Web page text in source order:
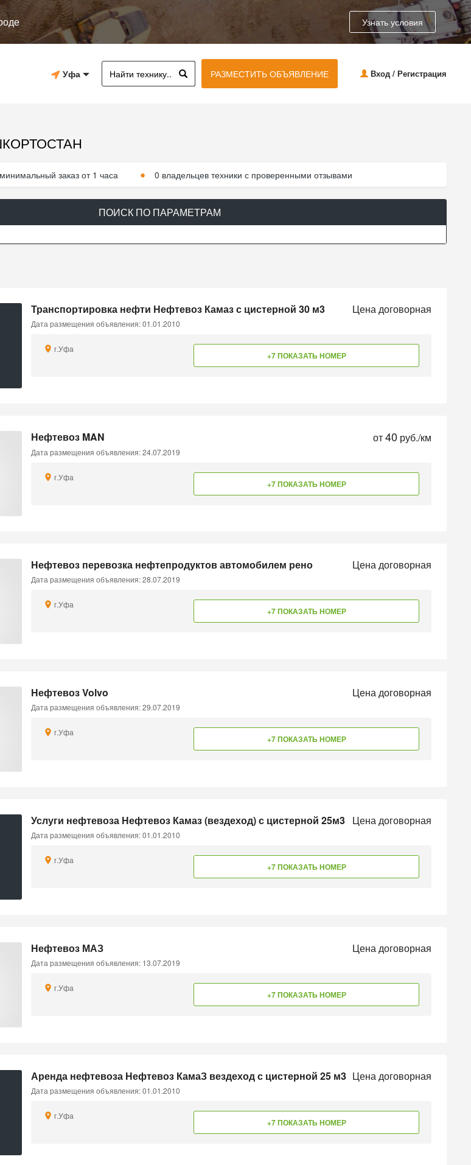
Узнать условия
Уфа РАЗМЕСТИТЬ ОБЪЯВЛЕНИЕ Вход / Регистрация
заказ от 1 часа 0 владельцев техники с проверенными отзывами
ПОИСК ПО ПАРАМЕТРАМ
Транспортировка нефти Нефтевоз Камаз с цистерной 30 м3 Цена договорная
Дата размещения объявления: 01.01.2010
г.Уфа
+7 ПОКАЗАТЬ НОМЕР
Нефтевоз MAN от40 руб./км
Дата размещения объявления: 24.07.2019
г.Уфа
+7 ПОКАЗАТЬ НОМЕР
Нефтевоз перевозка нефтепродуктов автомобилем рено Цена договорная
Дата размещения объявления: 28.07.2019
г.Уфа
+7 ПОКАЗАТЬ НОМЕР
Нефтевоз Volvo Цена договорная
Дата размещения объявления: 29.07.2019
г.Уфа
+7 ПОКАЗАТЬ НОМЕР
Услуги нефтевоза Нефтевоз Камаз (вездеход) с цистерной 25м3 Цена договорная
Дата размещения объявления: 01.01.2010
г.Уфа
+7 ПОКАЗАТЬ НОМЕР
Нефтевоз МАЗ Цена договорная
Дата размещения объявления: 13.07.2019
г.Уфа
+7 ПОКАЗАТЬ НОМЕР
Аренда нефтевоза Нефтевоз КамаЗ вездеход с цистерной 25 м3 Цена договорная
Дата размещения объявления: 01.01.2010
г.Уфа
+7 ПОКАЗАТЬ НОМЕР